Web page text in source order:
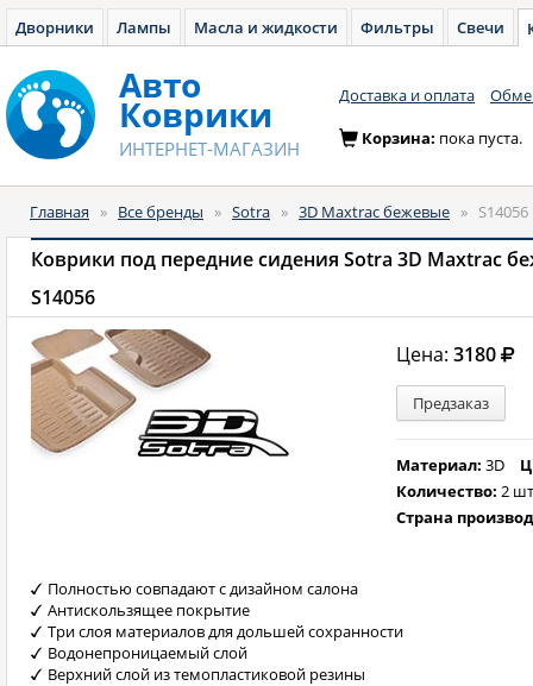
Дворники Лампы Масла и жидкости Фильтры Свечи
Авто
Коврики
ИНТЕРНЕТ-МАГАЗИН
Доставка и оплата
Корзина: пока пуста.
Главная » Все бренды » Sotra » 3D Maxtrac бежевые » S14056
Коврики под передние сидения Sotra 3D Maxtrac
S14056
Цена:3180
Предзаказ
Материал:3D
Количество:2
Страна
Полностью совпадают с дизайном салона
Антискользящее покрытие
Три слоя материалов для дольшей сохранности
Водонепроницаемый слой
Верхний слой из темопластиковой резины